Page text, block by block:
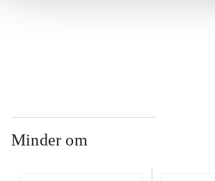
Minder om